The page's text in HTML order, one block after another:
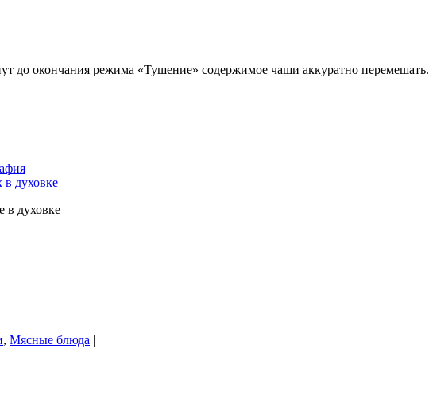
до окончания режима «Тушение» содержимое чаши аккуратно перемешать.
в духовке
, Мясные блюда |